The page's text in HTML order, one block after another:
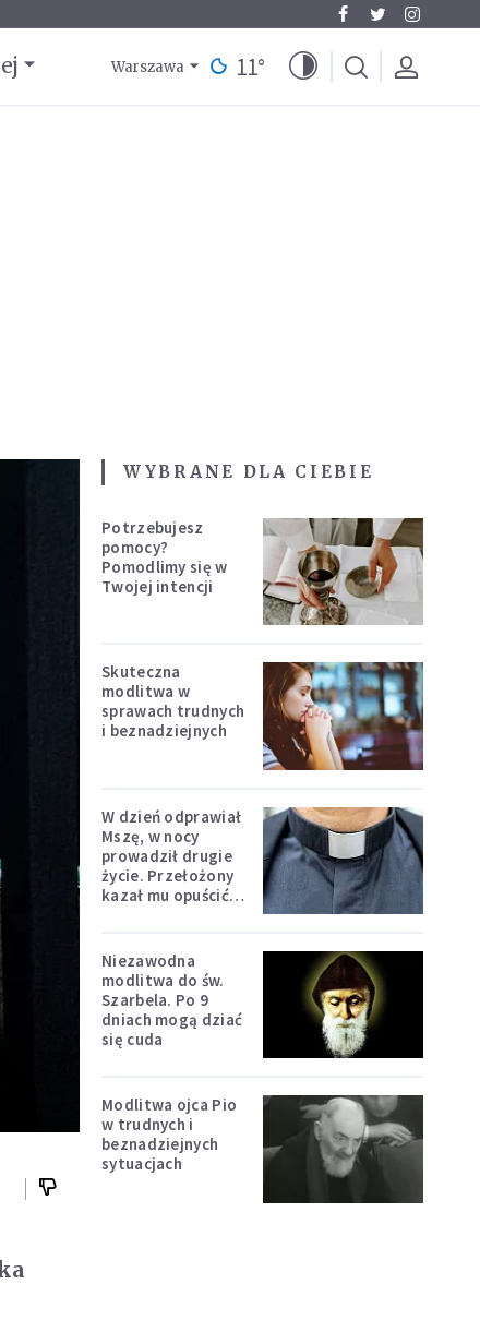
Warszawa 11°
WYBRANE DLA CIEBIE
Potrzebujesz
pomocy?
Pomodlimy się w
Twojej intencji
Skuteczna
modlitwa w
sprawach trudnych
i beznadziejnych
W dzień odprawiał
Mszę, w nocy
prowadził drugie
życie. Przełożony
kazał mu opuścić
Niezawodna
modlitwa do św.
Szarbela. Po 9
dniach mogą dziać
się cuda
Modlitwa ojca Pio
w trudnych i
beznadziejnych
sytuacjach